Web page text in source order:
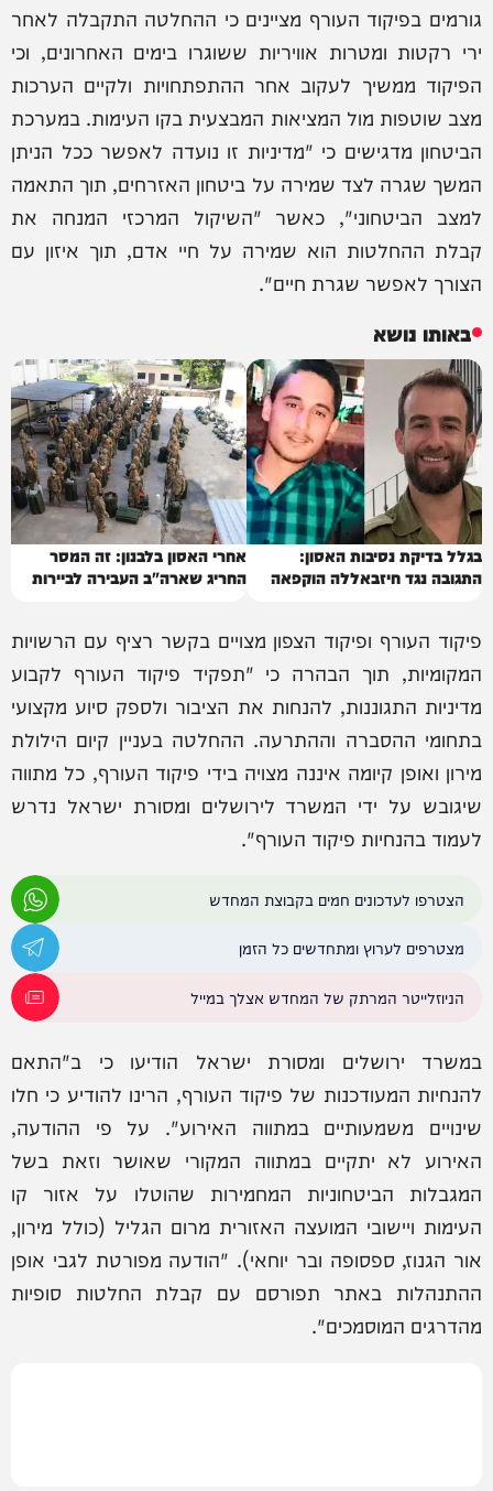
גורמים בפיקוד העורף מציינים כי ההחלטה התקבלה לאחר
ירי רקטות ומטרות אוויריות ששוגרו בימים האחרונים, וכי
הפיקוד ממשיך לעקוב אחר ההתפתחויות ולקיים הערכות
מצב שוטפות מול המציאות המבצעית בקו העימות. במערכת
הביטחון מדגישים כי "מדיניות זו נועדה לאפשר ככל הניתן
המשך שגרה לצד שמירה על ביטחון האזרחים, תוך התאמה
למצב הביטחוני", כאשר "השיקול המרכזי המנחה את
קבלת ההחלטות הוא שמירה על חיי אדם, תוך איזון עם
הצורך לאפשר שגרת חיים".
באותו נושא
בגלל בדיקת נסיבות האסון:
התגובה נגד חיזבאללה הוקפאה
אחרי האסון בלבנון: זה המסר
החריג שארה"ב העבירה לביירות
פיקוד העורף ופיקוד הצפון מצויים בקשר רציף עם הרשויות
המקומיות, תוך הבהרה כי "תפקיד פיקוד העורף לקבוע
מדיניות התגוננות, להנחות את הציבור ולספק סיוע מקצועי
בתחומי ההסברה וההתרעה. ההחלטה בעניין קיום הילולת
מירון ואופן קיומה איננה מצויה בידי פיקוד העורף, כל מתווה
שיגובש על ידי המשרד לירושלים ומסורת ישראל נדרש
לעמוד בהנחיות פיקוד העורף".
הצטרפו לעדכונים חמים בקבוצת המחדש
מצטרפים לערוץ ומתחדשים כל הזמן
הניוזלייטר המרתק של המחדש אצלך במייל
במשרד ירושלים ומסורת ישראל הודיעו כי ב"התאם
להנחיות המעודכנות של פיקוד העורף, הרינו להודיע כי חלו
שינויים משמעותיים במתווה האירוע". על פי ההודעה,
האירוע לא יתקיים במתווה המקורי שאושר וזאת בשל
המגבלות הביטחוניות המחמירות שהוטלו על אזור קו
העימות ויישובי המועצה האזורית מרום הגליל (כולל מירון,
אור הגנוז, ספסופה ובר יוחאי). "הודעה מפורטת לגבי אופן
ההתנהלות באתר תפורסם עם קבלת החלטות סופיות
מהדרגים המוסמכים".